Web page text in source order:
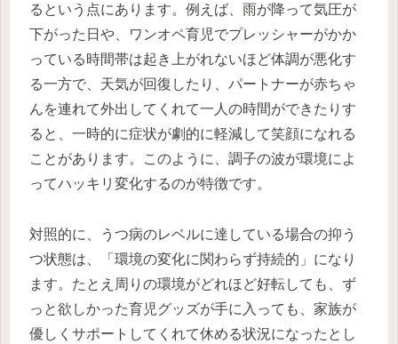
るという点にあります。例えば、雨が降って気圧が
下がった日や、ワンオペ育児でプレッシャーがかか
っている時間帯は起き上がれないほど体調が悪化す
る一方で、天気が回復したり、パートナーが赤ちゃ
んを連れて外出してくれて一人の時間ができたりす
ると、一時的に症状が劇的に軽減して笑顔になれる
ことがあります。このように、調子の波が環境によ
ってハッキリ変化するのが特徴です。
対照的に、うつ病のレベルに達している場合の抑う
つ状態は、「環境の変化に関わらず持続的」になり
ます。たとえ周りの環境がどれほど好転しても、ず
っと欲しかった育児グッズが手に入っても、家族が
優しくサポートしてくれて休める状況になったとし